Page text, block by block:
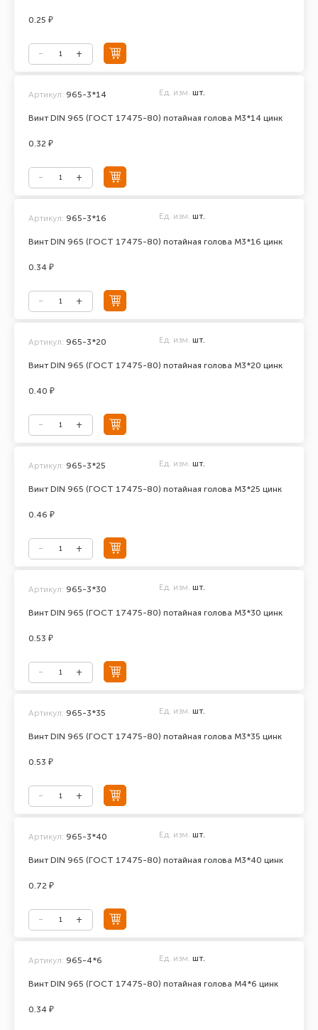
0.25 ₽
Винт DIN 965 (ГОСТ 17475-80) потайная голова М3*14 цинк
Артикул: 965-3*14 Ед. изм. шт.
0.32 ₽
Винт DIN 965 (ГОСТ 17475-80) потайная голова М3*16 цинк
Артикул: 965-3*16 Ед. изм. шт.
0.34 ₽
Винт DIN 965 (ГОСТ 17475-80) потайная голова М3*20 цинк
Артикул: 965-3*20 Ед. изм. шт.
0.40 ₽
Винт DIN 965 (ГОСТ 17475-80) потайная голова М3*25 цинк
Артикул: 965-3*25 Ед. изм. шт.
0.46 ₽
Винт DIN 965 (ГОСТ 17475-80) потайная голова М3*30 цинк
Артикул: 965-3*30 Ед. изм. шт.
0.53 ₽
Винт DIN 965 (ГОСТ 17475-80) потайная голова М3*35 цинк
Артикул: 965-3*35 Ед. изм. шт.
0.53 ₽
Винт DIN 965 (ГОСТ 17475-80) потайная голова М3*40 цинк
Артикул: 965-3*40 Ед. изм. шт.
0.72 ₽
Винт DIN 965 (ГОСТ 17475-80) потайная голова М4*6 цинк
Артикул: 965-4*6 Ед. изм. шт.
0.34 ₽